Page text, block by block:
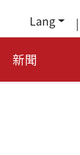
Lang |
新聞